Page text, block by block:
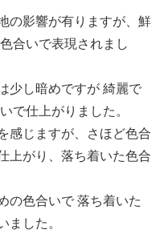
の影響が有りますが、鮮
合いで表現されまし
少し暗めですが 綺麗で
で仕上がりました。
感じますが、さほど色合
上がり、落ち着いた色合
の色合いで 落ち着いた
ました。